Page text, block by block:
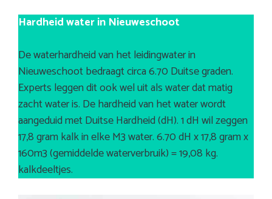
Hardheid water in Nieuweschoot
De waterhardheid van het leidingwater in
Nieuweschoot bedraagt circa 6.70 Duitse graden.
Experts leggen dit ook wel uit als water dat matig
zacht water is. De hardheid van het water wordt
aangeduid met Duitse Hardheid (dH). 1 dH wil zeggen
17,8 gram kalk in elke M3 water. 6.70 dH x 17,8 gram x
160m3 (gemiddelde waterverbruik) = 19,08 kg.
kalkdeeltjes.